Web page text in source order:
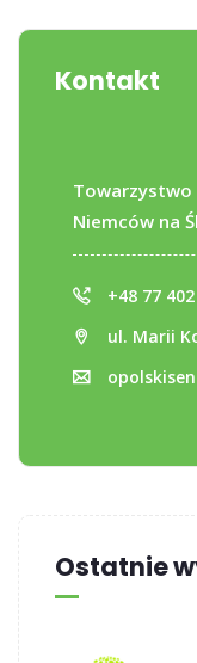
Kontakt
Towarzystwo
Niemców na
+48 77
ul. Marii
Ostatnie